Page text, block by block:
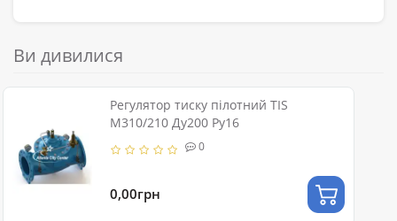
Ви дивилися
Регулятор тиску пілотний TIS
M310/210 Ду200 Ру16
0
0,00грн